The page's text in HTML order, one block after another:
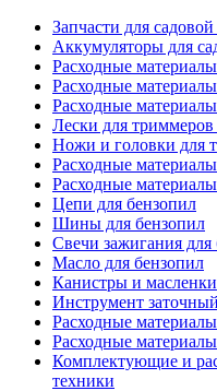
Запчасти для
Аккумуляторы для
Расходные
Расходные
Расходные
Лески для триммеров
Ножи и головки для
Расходные
Расходные
Цепи для бензопил
Шины для бензопил
Свечи зажигания для
Масло для бензопил
Канистры и масленки
Инструмент заточный
Расходные
Расходные
Комплектующие и
техники